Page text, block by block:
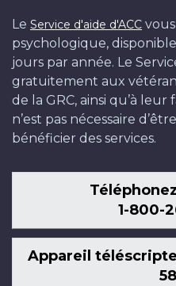
Le Service d'aide d'ACC
psychologique,
jours par année. Le
gratuitement aux
de la GRC, ainsi qu’à leur
n’est pas nécessaire
bénéficier des services.
1-800-
Appareil